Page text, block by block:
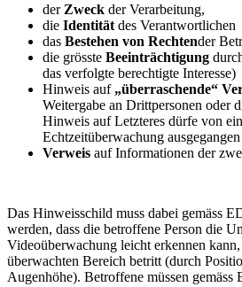
der Zweck der Verarbeitung,
die Identität des Verantwortlichen
das Bestehen von Rechtender
die grösste Beeinträchtigung
das verfolgte berechtigte Interesse)
Hinweis auf „überraschende“
Weitergabe an Drittpersonen oder
Hinweis auf Letzteres dürfe von
Echtzeitüberwachung
Verweis auf Informationen der
Das Hinweisschild muss dabei gemäss
werden, dass die betroffene Person die
Videoüberwachung leicht erkennen
überwachten Bereich betritt (durch
Augenhöhe). Betroffene müssen gemäss